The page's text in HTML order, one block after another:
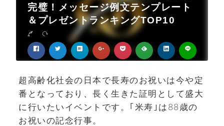
完璧！メッセージ例文テンプレート
＆プレゼントランキングTOP10
超高齢化社会の日本で長寿のお祝いは今や定
番となっており、長く生きた証明として盛大
に行いたいイベントです。｢米寿｣は88歳の
お祝いの記念行事。